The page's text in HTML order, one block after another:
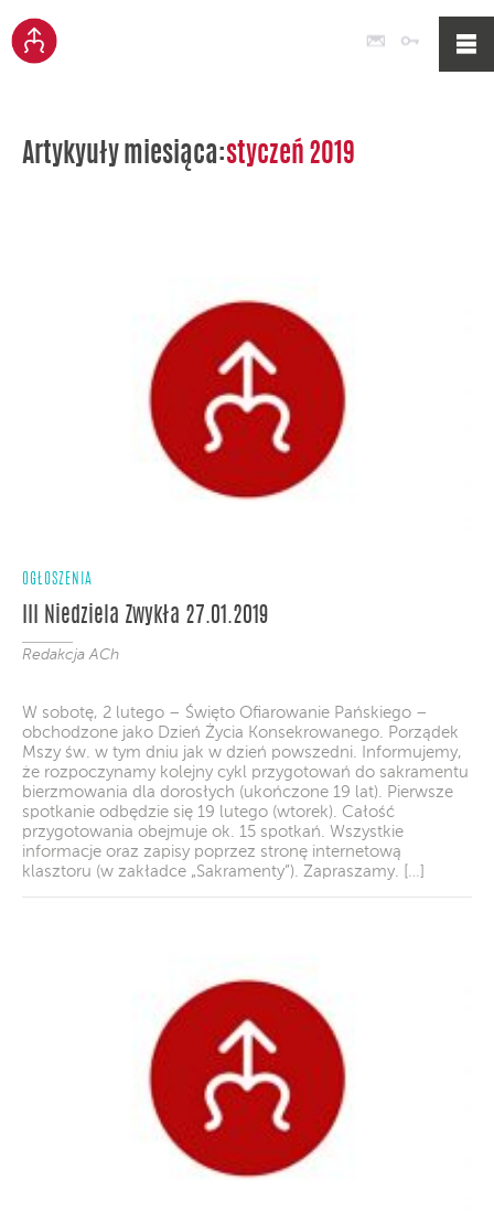
Poczta
Artykyuły miesiąca:styczeń 2019
OGŁOSZENIA
III Niedziela Zwykła 27.01.2019
Redakcja ACh
W sobotę, 2 lutego – Święto Ofiarowanie Pańskiego –
obchodzone jako Dzień Życia Konsekrowanego. Porządek
Mszy św. w tym dniu jak w dzień powszedni. Informujemy,
że rozpoczynamy kolejny cykl przygotowań do sakramentu
bierzmowania dla dorosłych (ukończone 19 lat). Pierwsze
spotkanie odbędzie się 19 lutego (wtorek). Całość
przygotowania obejmuje ok. 15 spotkań. Wszystkie
informacje oraz zapisy poprzez stronę internetową
klasztoru (w zakładce „Sakramenty”). Zapraszamy. […]